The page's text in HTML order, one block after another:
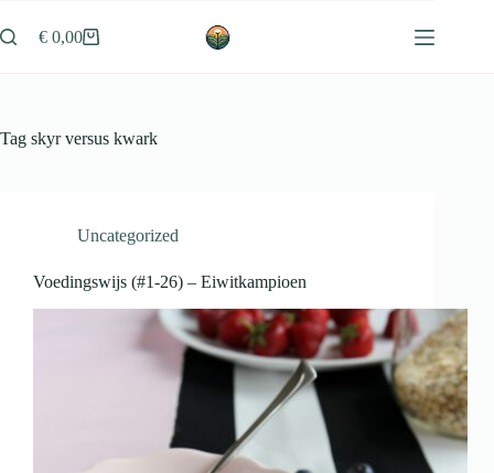
naar
de
Winkelwagen
€ 0,00
Tag skyr versus kwark
Uncategorized
Voedingswijs (#1-26) – Eiwitkampioen